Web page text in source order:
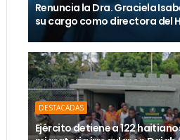
Renuncia la Dra. Graciela
su cargo como directora del
DESTACADAS
Ejército detiene a 122